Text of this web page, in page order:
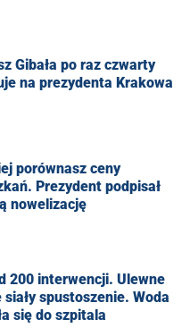
Gibała po raz czwarty
na prezydenta Krakowa
porównasz ceny
Prezydent podpisał
nowelizację
200 interwencji. Ulewne
siały spustoszenie. Woda
się do szpitala